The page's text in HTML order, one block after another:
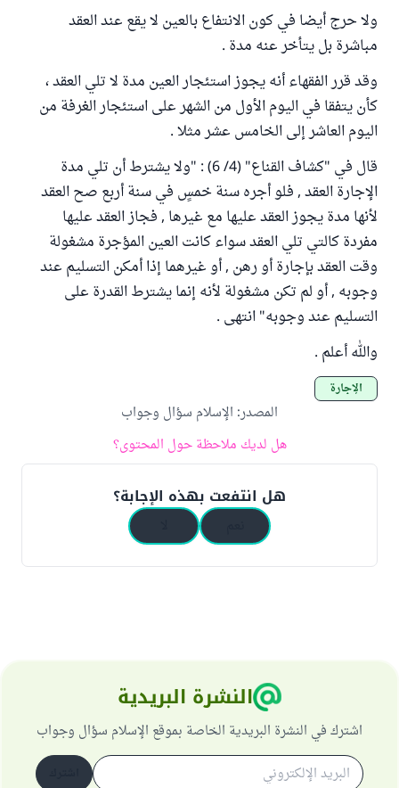
ولا حرج أيضا في كون الانتفاع بالعين لا يقع عند العقد
مباشرة بل يتأخر عنه مدة .
وقد قرر الفقهاء أنه يجوز استئجار العين مدة لا تلي العقد ،
كأن يتفقا في اليوم الأول من الشهر على استئجار الغرفة من
اليوم العاشر إلى الخامس عشر مثلا .
قال في "كشاف القناع" (4/ 6) : "ولا يشترط أن تلي مدة
الإجارة العقد , فلو أجره سنة خمسٍ في سنة أربع صح العقد
لأنها مدة يجوز العقد عليها مع غيرها , فجاز العقد عليها
مفردة كالتي تلي العقد سواء كانت العين المؤجرة مشغولة
وقت العقد بإجارة أو رهن , أو غيرهما إذا أمكن التسليم عند
وجوبه , أو لم تكن مشغولة لأنه إنما يشترط القدرة على
التسليم عند وجوبه" انتهى .
والله أعلم .
الإجارة
المصدر: الإسلام سؤال وجواب
هل لديك ملاحظة حول المحتوى؟
هل انتفعت بهذه الإجابة؟
النشرة البريدية
اشترك في النشرة البريدية الخاصة بموقع الإسلام سؤال وجواب